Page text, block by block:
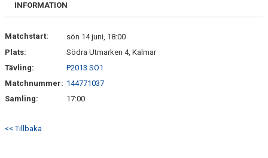
INFORMATION
Matchstart:
sön 14 juni, 18:00
Plats:
Södra Utmarken 4, Kalmar
Tävling:
P2013 SÖ1
Matchnummer: 144771037
Samling:
17:00
<< Tillbaka